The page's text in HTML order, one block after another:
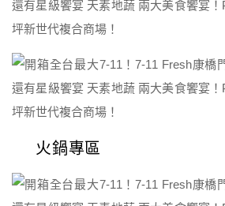
火鍋專區